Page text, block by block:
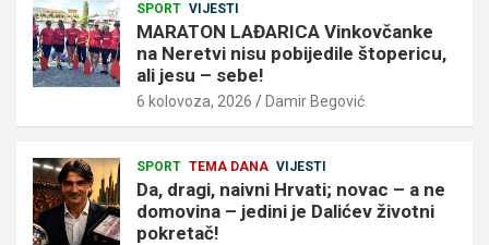
SPORT VIJESTI
MARATON LAĐARICA Vinkovčanke
na Neretvi nisu pobijedile štopericu,
ali jesu – sebe!
6 kolovoza, 2026 Damir Begović
SPORT TEMA DANA VIJESTI
Da, dragi, naivni Hrvati; novac – a ne
domovina – jedini je Dalićev životni
pokretač!